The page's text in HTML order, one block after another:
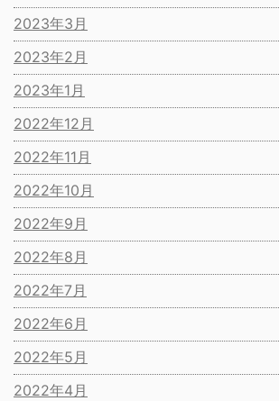
2023年3月
2023年2月
2023年1月
2022年12月
2022年11月
2022年10月
2022年9月
2022年8月
2022年7月
2022年6月
2022年5月
2022年4月